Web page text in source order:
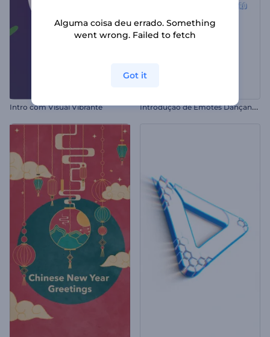
Intro com Visual Vibrante I
ntrodução de Emotes Dançantes do Fortnite
Alguma coisa deu errado. Something
went wrong. Failed to fetch
Got it